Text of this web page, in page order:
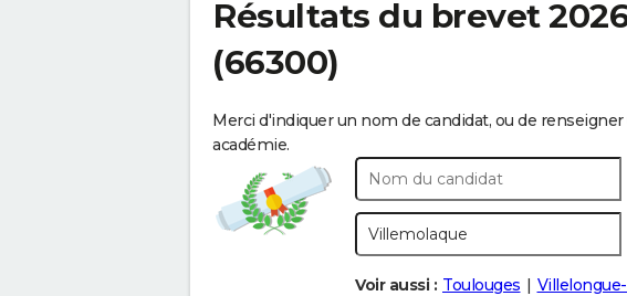
Résultats du brevet
(66300)
Merci d'indiquer un nom de candidat, ou de
académie.
Voir aussi : Toulouges